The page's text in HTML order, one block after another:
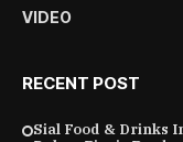
VIDEO
RECENT POST
Sial Food & Drinks